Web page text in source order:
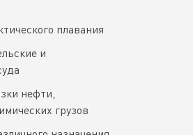
плавания
и
нефти,
грузов